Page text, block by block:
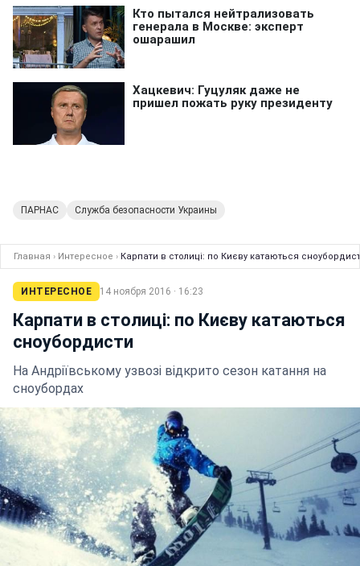
ПАРНАС Служба безопасности Украины
Главная › Интересное › Карпати в столиці: по Києву катаються
ИНТЕРЕСНОЕ 14 ноября 2016 · 16:23
Карпати в столиці: по Києву катаються
сноубордисти
На Андріївському узвозі відкрито сезон катання на
сноубордах